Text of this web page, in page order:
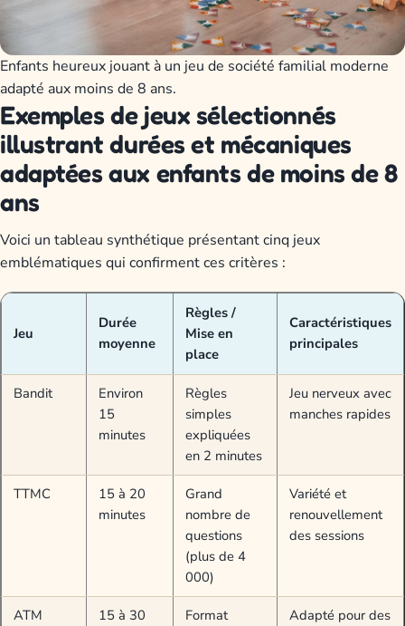
Enfants heureux jouant à un jeu de société familial moderne
adapté aux moins de 8 ans.
Exemples de jeux sélectionnés
illustrant durées et mécaniques
adaptées aux enfants de moins de 8
ans
Voici un tableau synthétique présentant cinq jeux
emblématiques qui confirment ces critères :
Jeu
Durée
moyenne
Règles /
Mise en
place
Caractéristiques
principales
Bandit
Environ
15
minutes
Règles
simples
expliquées
en 2 minutes
Jeu nerveux avec
manches rapides
TTMC
15 à 20
minutes
Grand
nombre de
questions
(plus de 4
000)
Variété et
renouvellement
des sessions
ATM
15 à 30
Format
Adapté pour des